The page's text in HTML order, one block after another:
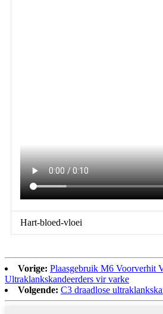
Hart-bloed-vloei
Vorige: Plaasgebruik M6 Voorverhit
Ultraklankskandeerders vir varke
Volgende: C3 draadlose